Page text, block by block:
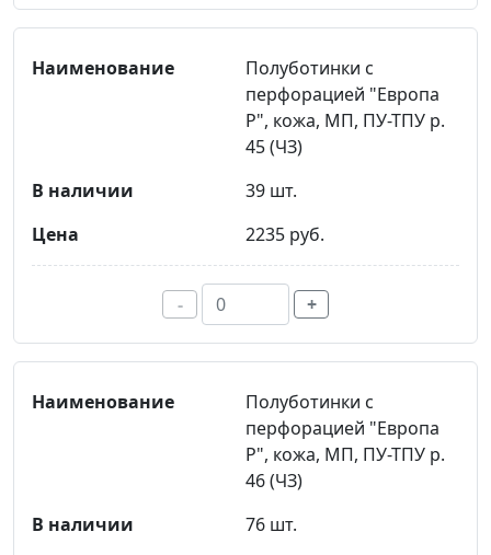
Полуботинки с
перфорацией "Европа
Р", кожа, МП, ПУ-ТПУ р.
45 (ЧЗ)
39 шт.
2235 руб.
- +
Полуботинки с
перфорацией "Европа
Р", кожа, МП, ПУ-ТПУ р.
46 (ЧЗ)
76 шт.